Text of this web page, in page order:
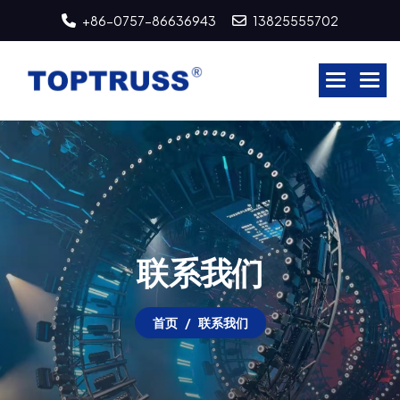
+86-0757-86636943 13825555702
联系我们
首页 联系我们